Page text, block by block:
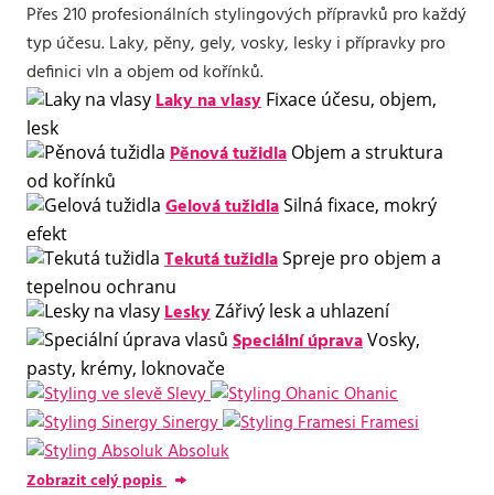
Přes 210 profesionálních stylingových přípravků pro každý
typ účesu. Laky, pěny, gely, vosky, lesky i přípravky pro
definici vln a objem od kořínků.
Laky na vlasy Fixace účesu, objem,
lesk
Pěnová tužidla Objem a struktura
od kořínků
Gelová tužidlaSilná fixace, mokrý
efekt
Tekutá tužidlaSpreje pro objem a
tepelnou ochranu
LeskyZářivý lesk a uhlazení
Speciální úpravaVosky,
pasty, krémy, loknovače
Slevy
Ohanic
Sinergy
Framesi
Absoluk
Zobrazit celý popis